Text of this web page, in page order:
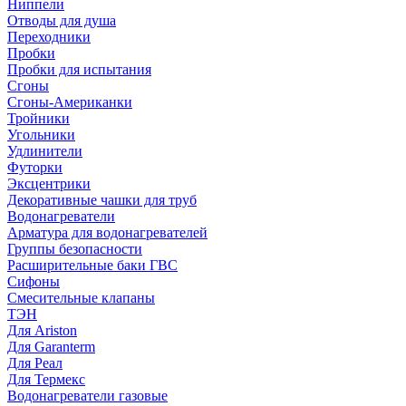
Ниппели
Отводы для душа
Переходники
Пробки
Пробки для испытания
Сгоны
Сгоны-Американки
Тройники
Угольники
Удлинители
Футорки
Эксцентрики
Декоративные чашки для труб
Водонагреватели
Арматура для водонагревателей
Группы безопасности
Расширительные баки ГВС
Сифоны
Смесительные клапаны
ТЭН
Для Ariston
Для Garanterm
Для Реал
Для Термекс
Водонагреватели газовые